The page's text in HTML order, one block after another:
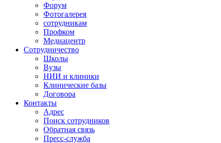
Форум
Фотогалерея
сотрудникам
Профком
Медиацентр
Сотрудничество
Школы
Вузы
НИИ и клиники
Клинические базы
Договора
Контакты
Адрес
Поиск сотрудников
Обратная связь
Пресс-служба